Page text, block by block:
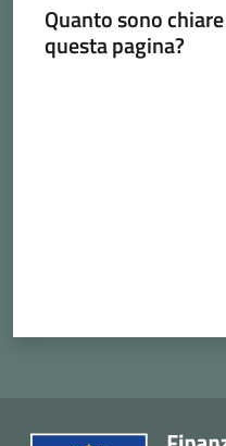
Quanto sono
questa pagina?